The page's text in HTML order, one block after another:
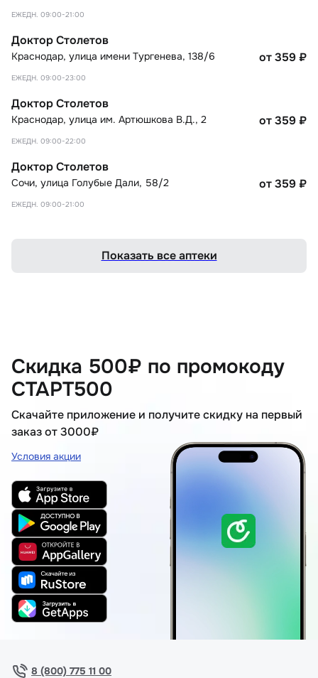
ЕЖЕДН. 09:00-21:00
Доктор Столетов
Краснодар, улица имени Тургенева, 138/6
ЕЖЕДН. 09:00-23:00
от 359₽
Доктор Столетов
Краснодар, улица им. Артюшкова В.Д., 2
ЕЖЕДН. 09:00-22:00
от 359₽
Доктор Столетов
Сочи, улица Голубые Дали, 58/2
ЕЖЕДН. 09:00-21:00
от 359₽
Показать все аптеки
Скидка 500₽ по промокоду
СТАРТ500
Скачайте приложение и получите скидку на первый
заказ от 3000₽
Условия акции
8 (800) 775 11 00